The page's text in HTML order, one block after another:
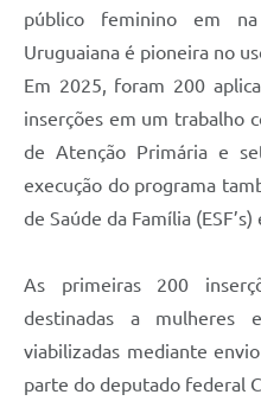
público feminino em
Uruguaiana é pioneira no
Em 2025, foram 200
inserções em um trabalho
de Atenção Primária e
execução do programa
de Saúde da Família
As primeiras 200
destinadas a mulheres
viabilizadas mediante
parte do deputado federal